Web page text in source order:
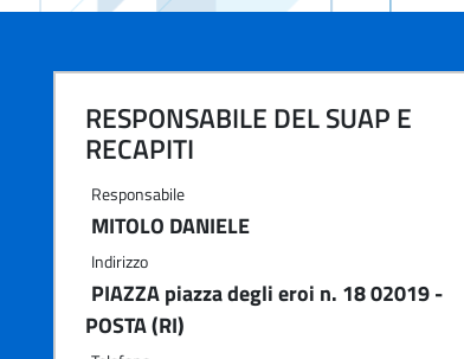
RESPONSABILE DEL SUAP E
RECAPITI
Responsabile
MITOLO DANIELE
Indirizzo
PIAZZA piazza degli eroi n. 18 02019 -
POSTA (RI)